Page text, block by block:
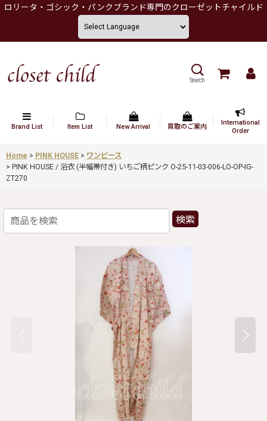
ロリータ・ゴシック・パンクブランド専門のクローゼットチャイルド
Search
Brand List Item List New Arrival 買取のご案内
International
Order
Home > PINK HOUSE > ワンピース
> PINK HOUSE / 浴衣 (半幅帯付き) いちご柄ピンク O-25-11-03-006-LO-OP-IG-
ZT270
検索